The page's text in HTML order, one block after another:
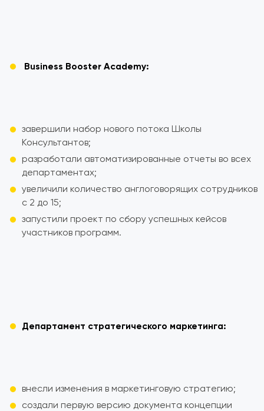
Business Booster Academy:
завершили набор нового потока Школы
Консультантов;
разработали автоматизированные отчеты во всех
департаментах;
увеличили количество англоговорящих сотрудников
с 2 до 15;
запустили проект по сбору успешных кейсов
участников программ.
Департамент стратегического маркетинга:
внесли изменения в маркетинговую стратегию;
создали первую версию документа концепции